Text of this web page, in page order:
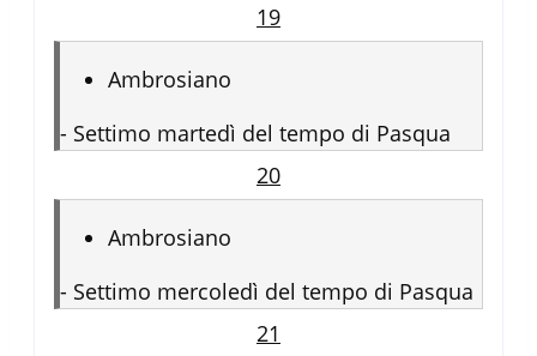
19
Ambrosiano
- Settimo martedì del tempo di Pasqua
20
Ambrosiano
- Settimo mercoledì del tempo di Pasqua
21